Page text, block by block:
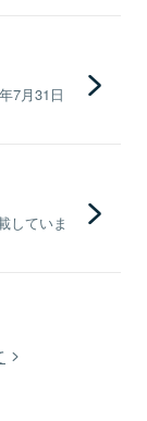
7月31日
していま